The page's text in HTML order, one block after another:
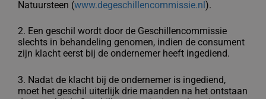
Natuursteen (www.degeschillencommissie.nl).
2. Een geschil wordt door de Geschillencommissie
slechts in behandeling genomen, indien de consument
zijn klacht eerst bij de ondernemer heeft ingediend.
3. Nadat de klacht bij de ondernemer is ingediend,
moet het geschil uiterlijk drie maanden na het ontstaan